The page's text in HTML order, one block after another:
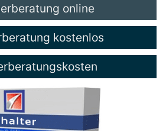
online
kostenlos